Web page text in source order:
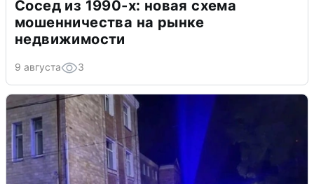
Сосед из 1990-х: новая схема
мошенничества на рынке
недвижимости
9 августа 3